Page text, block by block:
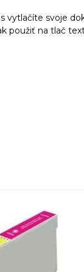
vytlačíte svoje
použiť na tlač